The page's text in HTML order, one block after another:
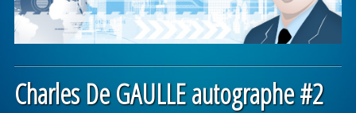
Charles De GAULLE autographe #2